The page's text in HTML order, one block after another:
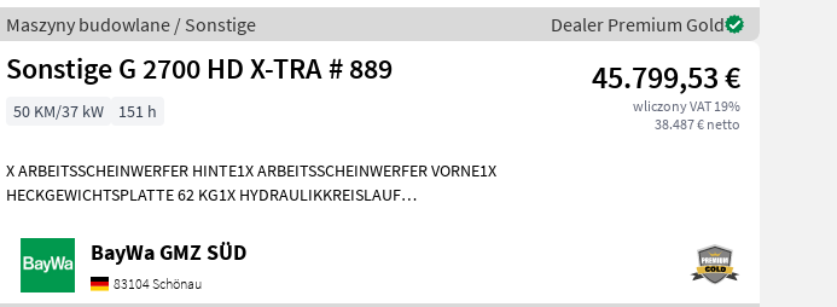
Maszyny budowlane / Sonstige Dealer Premium Gold
Sonstige G 2700 HD X-TRA # 889 45.799,53 €
wliczony VAT 19%
38.487 € netto
50 KM/37 kW 151 h
X ARBEITSSCHEINWERFER HINTE1X ARBEITSSCHEINWERFER VORNE1X
HECKGEWICHTSPLATTE 62 KG1X HYDRAULIKKREISLAUF
KMDRUCKFREIERBayWa GMZ SÜD
83104 Schönau